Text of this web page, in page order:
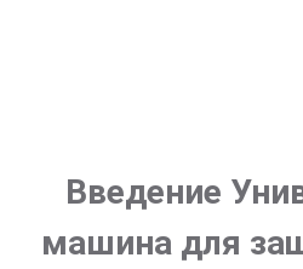
Введение
машина для